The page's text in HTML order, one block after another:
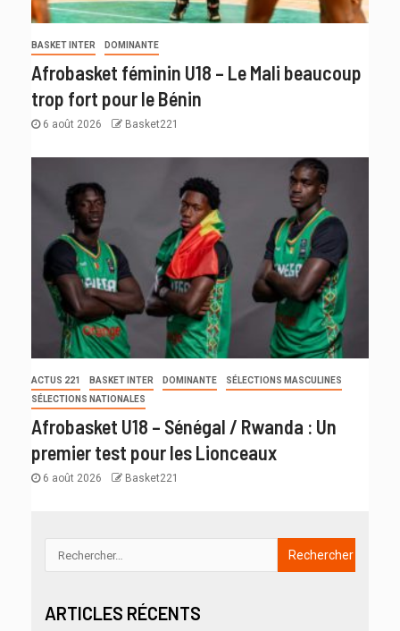
BASKET INTER DOMINANTE
Afrobasket féminin U18 – Le Mali beaucoup
trop fort pour le Bénin
6 août 2026 Basket221
ACTUS 221 BASKET INTER DOMINANTE
SÉLECTIONS MASCULINES
SÉLECTIONS NATIONALES
Afrobasket U18 – Sénégal / Rwanda : Un
premier test pour les Lionceaux
6 août 2026 Basket221
ARTICLES RÉCENTS